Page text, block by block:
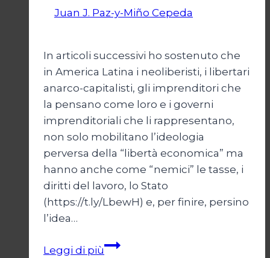
Juan J. Paz-y-Miño Cepeda
In articoli successivi ho sostenuto che
in America Latina i neoliberisti, i libertari
anarco-capitalisti, gli imprenditori che
la pensano come loro e i governi
imprenditoriali che li rappresentano,
non solo mobilitano l’ideologia
perversa della “libertà economica” ma
hanno anche come “nemici” le tasse, i
diritti del lavoro, lo Stato
(https://t.ly/LbewH) e, per finire, persino
l’idea…
Leggi di piùGiustizia